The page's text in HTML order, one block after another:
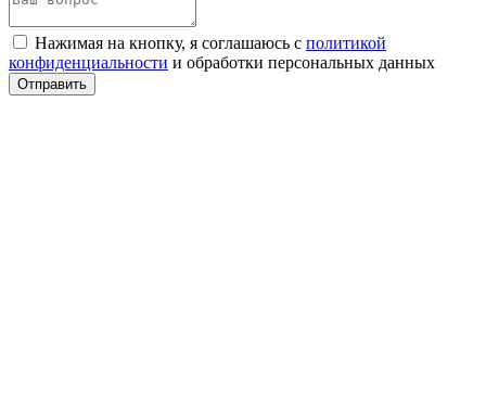
Нажимая на кнопку, я соглашаюсь с политикой
конфиденциальности и обработки персональных данных